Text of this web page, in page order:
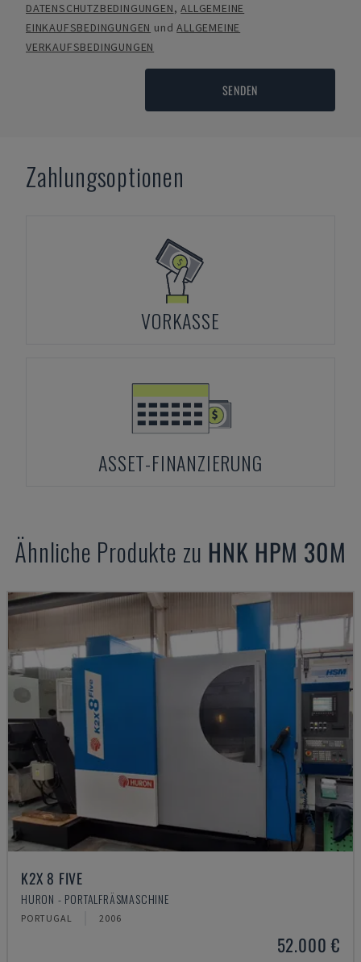
DATENSCHUTZBEDINGUNGEN,ALLGEMEINE
EINKAUFSBEDINGUNGEN undALLGEMEINE
VERKAUFSBEDINGUNGEN
SENDEN
Zahlungsoptionen
VORKASSE
ASSET-FINANZIERUNG
Ähnliche Produkte zu HNK HPM 30M
K2X 8 FIVE
HURON - PORTALFRÄSMASCHINE
PORTUGAL 2006
52.000 €